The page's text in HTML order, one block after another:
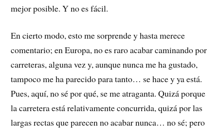
mejor posible. Y no es fácil.
En cierto modo, esto me sorprende y hasta merece
comentario; en Europa, no es raro acabar caminando por
carreteras, alguna vez y, aunque nunca me ha gustado,
tampoco me ha parecido para tanto… se hace y ya está.
Pues, aquí, no sé por qué, se me atraganta. Quizá porque
la carretera está relativamente concurrida, quizá por las
largas rectas que parecen no acabar nunca… no sé; pero